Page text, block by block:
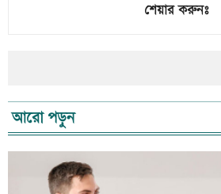
শেয়ার করুনঃ
আরো পড়ুন